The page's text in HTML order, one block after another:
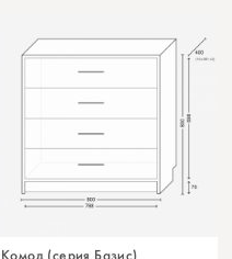
Комод (серия Базис)